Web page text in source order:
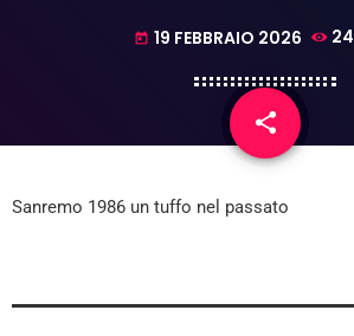
today 19 FEBBRAIO 2026 24
share
email
Sanremo 1986 un tuffo nel passato